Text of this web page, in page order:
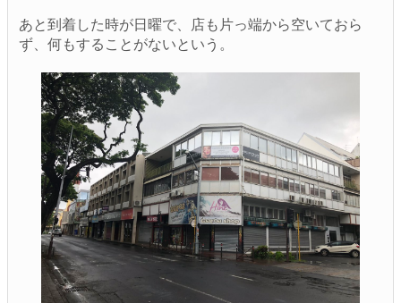
あと到着した時が日曜で、店も片っ端から空いておら
ず、何もすることがないという。